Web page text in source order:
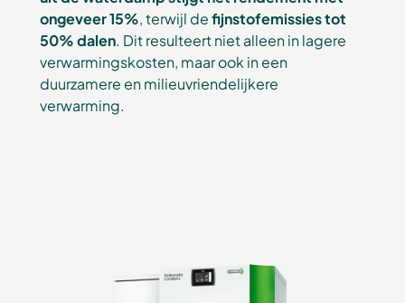
ongeveer 15%, terwijl defijnstofemissies tot
50% dalen. Dit resulteert niet alleen in lagere
verwarmingskosten, maar ook in een
duurzamere en milieuvriendelijkere
verwarming.